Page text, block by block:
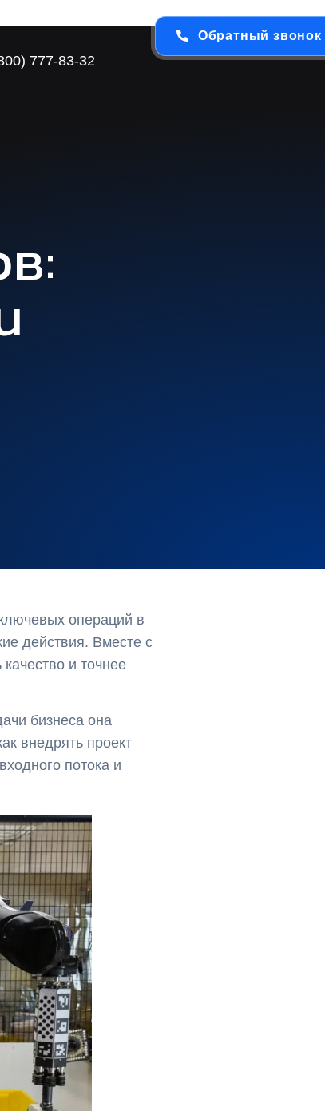
777-83-32
Обратный звонок
операций в
действия. Вместе с
и точнее
бизнеса она
внедрять проект
потока и